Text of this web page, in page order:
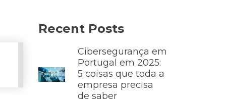
Recent Posts
Cibersegurança em
Portugal em 2025:
5 coisas que toda a
empresa precisa
de saber